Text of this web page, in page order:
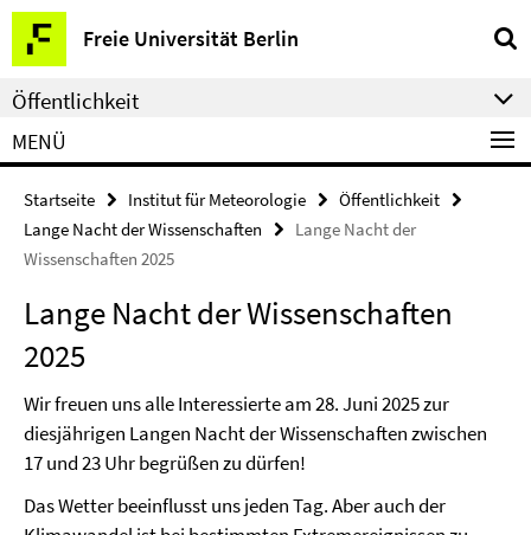
Springe
direkt
zu
Inhalt
Freie Universität Berlin
Service-
Navigation
Öffentlichkeit
MENÜ
Startseite Institut für Meteorologie
Öffentlichkeit
Lange Nacht der Wissenschaften
Lange Nacht der
Wissenschaften 2025
Lange Nacht der Wissenschaften
2025
Wir freuen uns alle Interessierte am 28. Juni 2025 zur
diesjährigen Langen Nacht der Wissenschaften zwischen
17 und 23 Uhr begrüßen zu dürfen!
Das Wetter beeinflusst uns jeden Tag. Aber auch der